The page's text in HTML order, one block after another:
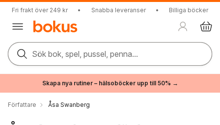
Fri frakt över 249 kr • Snabba leveranser • Billiga böcker
Sök bok, spel, pussel, penna...
Skapa nya rutiner – hälsoböcker upp till 50% →
Författare Åsa Swanberg